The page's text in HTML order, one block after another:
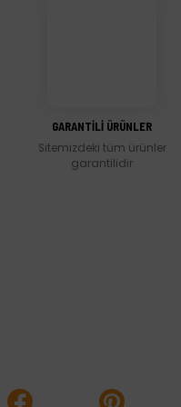
GARANTİLİ ÜRÜNLER
Sitemizdeki tüm ürünler
garantilidir